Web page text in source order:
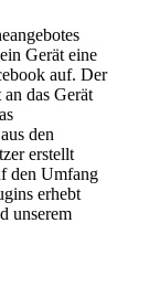
Gerät eine
auf. Der
das Gerät
den
erstellt
den Umfang
erhebt
unserem